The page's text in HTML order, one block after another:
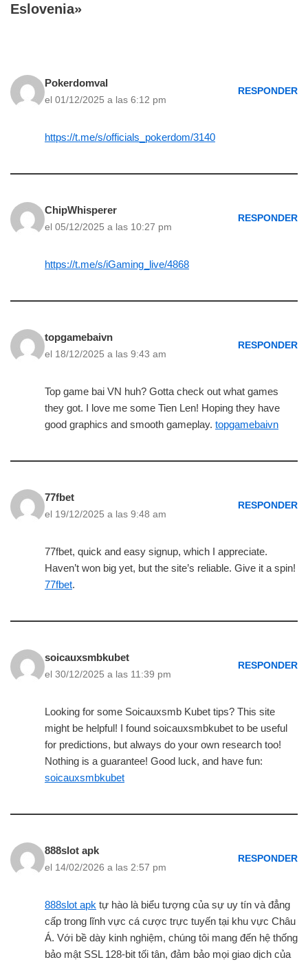
Eslovenia»
Pokerdomval
el 01/12/2025 a las 6:12 pm
RESPONDER
https://t.me/s/officials_pokerdom/3140
ChipWhisperer
el 05/12/2025 a las 10:27 pm
RESPONDER
https://t.me/s/iGaming_live/4868
topgamebaivn
el 18/12/2025 a las 9:43 am
RESPONDER
Top game bai VN huh? Gotta check out what games
they got. I love me some Tien Len! Hoping they have
good graphics and smooth gameplay. topgamebaivn
77fbet
el 19/12/2025 a las 9:48 am
RESPONDER
77fbet, quick and easy signup, which I appreciate.
Haven’t won big yet, but the site’s reliable. Give it a spin!
77fbet.
soicauxsmbkubet
el 30/12/2025 a las 11:39 pm
RESPONDER
Looking for some Soicauxsmb Kubet tips? This site
might be helpful! I found soicauxsmbkubet to be useful
for predictions, but always do your own research too!
Nothing is a guarantee! Good luck, and have fun:
soicauxsmbkubet
888slot apk
el 14/02/2026 a las 2:57 pm
RESPONDER
888slot apk tự hào là biểu tượng của sự uy tín và đẳng
cấp trong lĩnh vực cá cược trực tuyến tại khu vực Châu
Á. Với bề dày kinh nghiệm, chúng tôi mang đến hệ thống
bảo mật SSL 128-bit tối tân, đảm bảo mọi giao dịch của